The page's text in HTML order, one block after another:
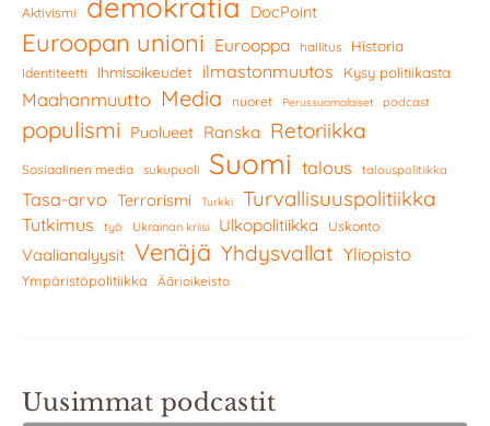
Aktivismi DocPoint
Euroopan unioni Eurooppa hallitus Historia
Identiteetti Ihmisoikeudet ilmastonmuutos Kysy politiikasta
Maahanmuutto Media nuoret Perussuomalaiset podcast
populismi Puolueet Ranska Retoriikka
Sosiaalinen media sukupuoli Suomi talous talouspolitiikka
Tasa-arvo Terrorismi Turkki Turvallisuuspolitiikka
Tutkimus työ Ukrainan kriisi Ulkopolitiikka Uskonto
Vaalianalyysit Venäjä Yhdysvallat Yliopisto
Ympäristöpolitiikka Äärioikeisto
Uusimmat podcastit